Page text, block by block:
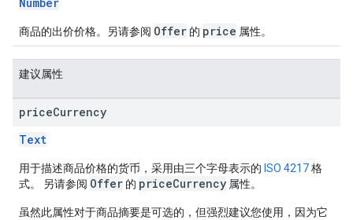
商品的出价价格。另请参阅 Offer 的 price 属性。
建议属性
priceCurrency
Text
用于描述商品价格的货币，采用由三个字母表示的 ISO 4217格
式。 另请参阅 Offer 的 priceCurrency 属性。
虽然此属性对于商品摘要是可选的，但强烈建议您使用，因为它